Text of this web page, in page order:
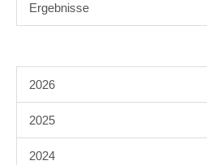
Ergebnisse
2026
2025
2024